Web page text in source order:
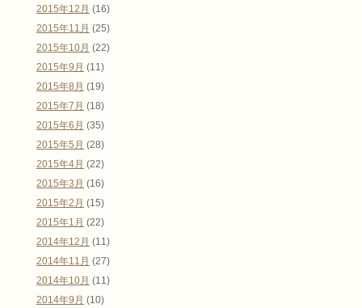
2015年12月 (16)
2015年11月 (25)
2015年10月 (22)
2015年9月 (11)
2015年8月 (19)
2015年7月 (18)
2015年6月 (35)
2015年5月 (28)
2015年4月 (22)
2015年3月 (16)
2015年2月 (15)
2015年1月 (22)
2014年12月 (11)
2014年11月 (27)
2014年10月 (11)
2014年9月 (10)